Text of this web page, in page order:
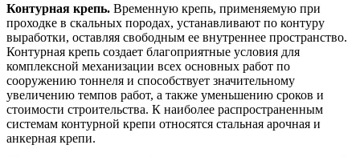
Контурная крепь. Временную крепь, применяемую при
проходке в скальных породах, устанавливают по контуру
выработки, оставляя свободным ее внутреннее пространство.
Контурная крепь создает благоприятные условия для
комплексной механизации всех основных работ по
сооружению тоннеля и способствует значительному
увеличению темпов работ, а также уменьшению сроков и
стоимости строительства. К наиболее распространенным
системам контурной крепи относятся стальная арочная и
анкерная крепи.